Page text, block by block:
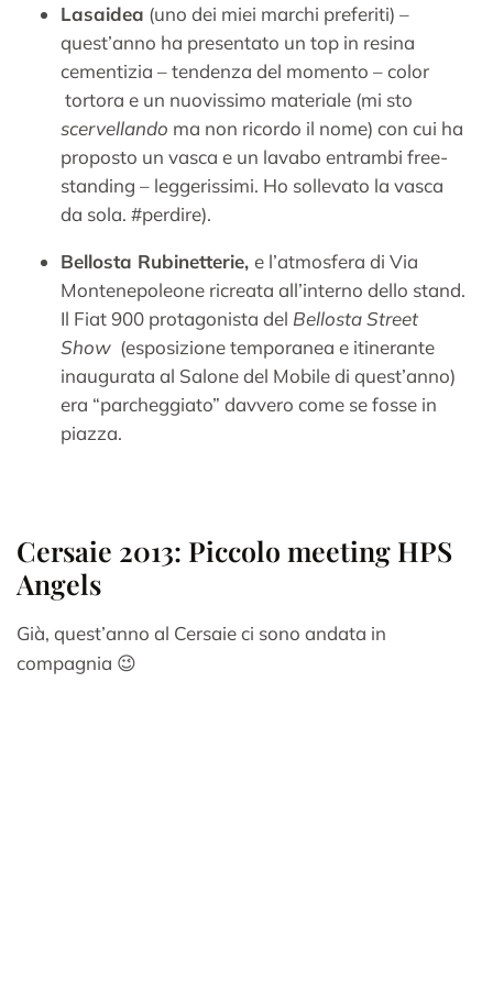
Lasaidea (uno dei miei marchi preferiti) –
quest’anno ha presentato un top in resina
cementizia – tendenza del momento – color
tortora e un nuovissimo materiale (mi sto
scervellando ma non ricordo il nome) con cui ha
proposto un vasca e un lavabo entrambi free-
standing – leggerissimi. Ho sollevato la vasca
da sola. #perdire).
Bellosta Rubinetterie, e l’atmosfera di Via
Montenepoleone ricreata all’interno dello stand.
Il Fiat 900 protagonista del Bellosta Street
Show (esposizione temporanea e itinerante
inaugurata al Salone del Mobile di quest’anno)
era “parcheggiato” davvero come se fosse in
piazza.
Cersaie 2013: Piccolo meeting HPS
Angels
Già, quest’anno al Cersaie ci sono andata in
compagnia 😉